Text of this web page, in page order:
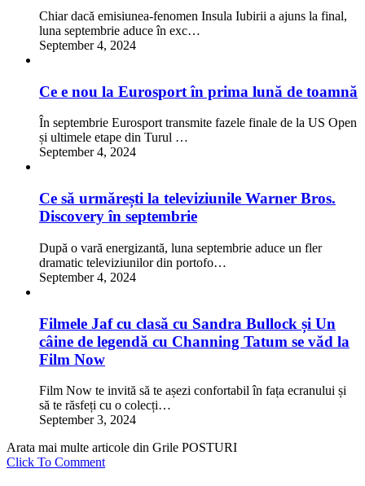
Chiar dacă emisiunea-fenomen Insula Iubirii a ajuns la final,
luna septembrie aduce în exc…
September 4, 2024
Ce e nou la Eurosport în prima lună de toamnă
În septembrie Eurosport transmite fazele finale de la US Open
și ultimele etape din Turul …
September 4, 2024
Ce să urmărești la televiziunile Warner Bros.
Discovery în septembrie
După o vară energizantă, luna septembrie aduce un fler
dramatic televiziunilor din portofo…
September 4, 2024
Filmele Jaf cu clasă cu Sandra Bullock și Un
câine de legendă cu Channing Tatum se văd la
Film Now
Film Now te invită să te așezi confortabil în fața ecranului și
să te răsfeți cu o colecți…
September 3, 2024
Arata mai multe articole din Grile POSTURI
Click To Comment